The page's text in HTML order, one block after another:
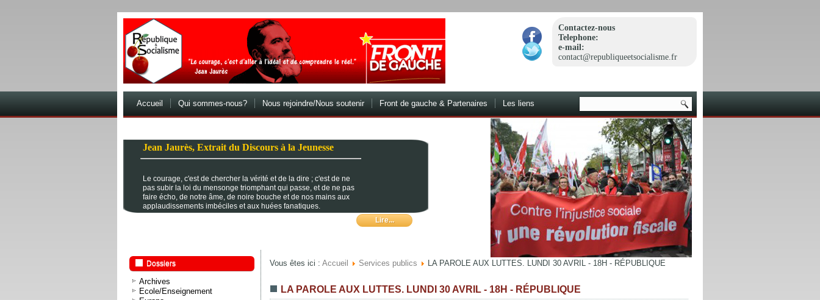
Contactez-nous
Telephone:
e-mail:
contact@republiqueetsocialisme.fr
Jean Jaurès, Extrait du Discours à la Jeunesse
Le courage, c'est de chercher la vérité et de la dire ; c'est de ne
pas subir la loi du mensonge triomphant qui passe, et de ne pas
faire écho, de notre âme, de noire bouche et de nos mains aux
applaudissements imbéciles et aux huées fanatiques.
Lire...
Accueil Qui sommes-nous? Nous rejoindre/Nous soutenir Front de gauche & Partenaires Les liens
Dossiers
Archives
Ecole/Enseignement
Vous êtes ici : Accueil Services publics LA PAROLE AUX LUTTES. LUNDI 30 AVRIL - 18H - RÉPUBLIQUE
LA PAROLE AUX LUTTES. LUNDI 30 AVRIL - 18H - RÉPUBLIQUE